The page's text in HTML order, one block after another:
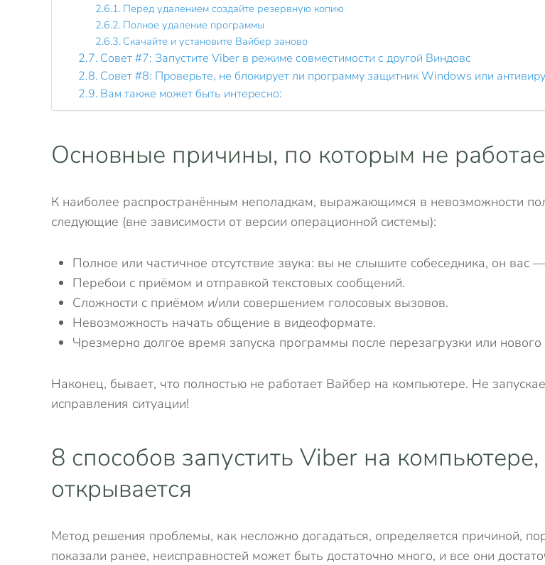
Перед удалением создайте резервную копию
Полное удаление программы
Скачайте и установите Вайбер заново
Совет #7: Запустите Viber в режиме совместимости с другой Виндовс
Совет #8: Проверьте, не блокирует ли программу защитник Windows или
Вам также может быть интересно:
Основные причины, по которым не
К наиболее распространённым неполадкам, выражающимся в невозможности
следующие (вне зависимости от версии операционной системы):
Полное или частичное отсутствие звука: вы не слышите собеседника, он вас
Перебои с приёмом и отправкой текстовых сообщений.
Сложности с приёмом и/или совершением голосовых вызовов.
Невозможность начать общение в видеоформате.
Чрезмерно долгое время запуска программы после перезагрузки или
Наконец, бывает, что полностью не работает Вайбер на компьютере. Не
исправления ситуации!
8 способов запустить Viber на
открывается
Метод решения проблемы, как несложно догадаться, определяется причиной,
показали ранее, неисправностей может быть достаточно много, и все они